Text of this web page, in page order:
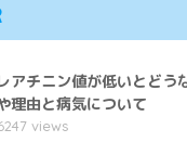
アチニン値が低いとどう
理由と病気について
views